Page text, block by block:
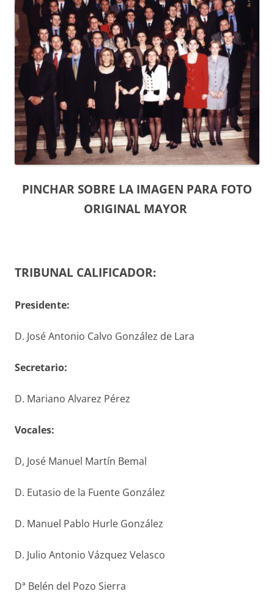
PINCHAR SOBRE LA IMAGEN PARA FOTO
ORIGINAL MAYOR
TRIBUNAL CALIFICADOR:
Presidente:
D. José Antonio Calvo González de Lara
Secretario:
D. Mariano Alvarez Pérez
Vocales:
D, José Manuel Martín Bemal
D. Eutasio de la Fuente González
D. Manuel Pablo Hurle González
D. Julio Antonio Vázquez Velasco
Dª Belén del Pozo Sierra